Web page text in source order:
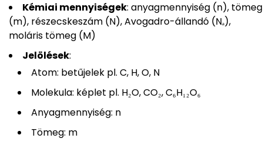
Kémiai mennyiségek: anyagmennyiség (n), tömeg
(m), részecskeszám (N), Avogadro-állandó (Nₐ),
moláris tömeg (M)
Jelölések:
Atom: betűjelek pl. C, H, O, N
Molekula: képlet pl. H₂O, CO₂, C₆H₁₂O₆
Anyagmennyiség: n
Tömeg: m